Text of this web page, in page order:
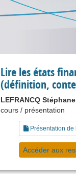
Lire les états
(définition,
LEFRANCQ Stéphane
cours / présentation
Présentation de
Accéder aux